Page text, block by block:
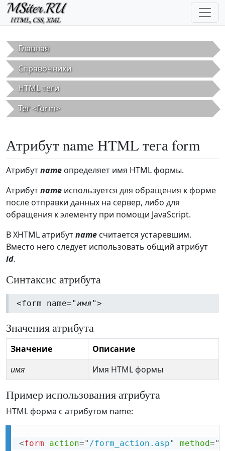
Перейти к основному содержанию
Главная
Справочники
HTML теги
Тег <form>
Атрибут name HTML тега form
Атрибутname определяет имя HTML формы.
Атрибутname используется для обращения к форме
после отправки данных на сервер, либо для
обращения к элементу при помощи JavaScript.
В XHTML атрибутname считается устаревшим.
Вместо него следует использовать общий атрибут
id.
Синтаксис атрибута
<form name=" имя">
Значения атрибута
Значение
Описание
имя
Имя HTML формы
Пример использования атрибута
HTML форма с атрибутом name:
<form action=" /form_action.asp" method="